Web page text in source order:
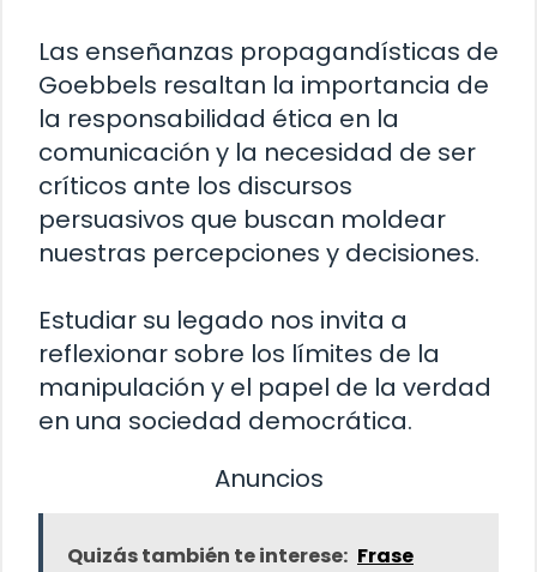
Las enseñanzas propagandísticas de
Goebbels resaltan la importancia de
la responsabilidad ética en la
comunicación y la necesidad de ser
críticos ante los discursos
persuasivos que buscan moldear
nuestras percepciones y decisiones.
Estudiar su legado nos invita a
reflexionar sobre los límites de la
manipulación y el papel de la verdad
en una sociedad democrática.
Anuncios
Quizás también te interese: Frase